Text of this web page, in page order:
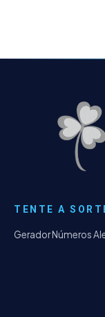
TENTE A
Gerador Números